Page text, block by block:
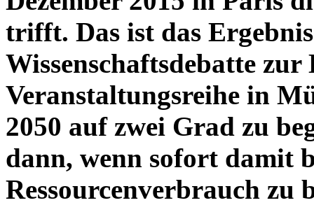
trifft. Das ist das
Wissenschaftsdebatte
Veranstaltungsreihe in
2050 auf zwei Grad zu
dann, wenn sofort damit
Ressourcenverbrauch zu